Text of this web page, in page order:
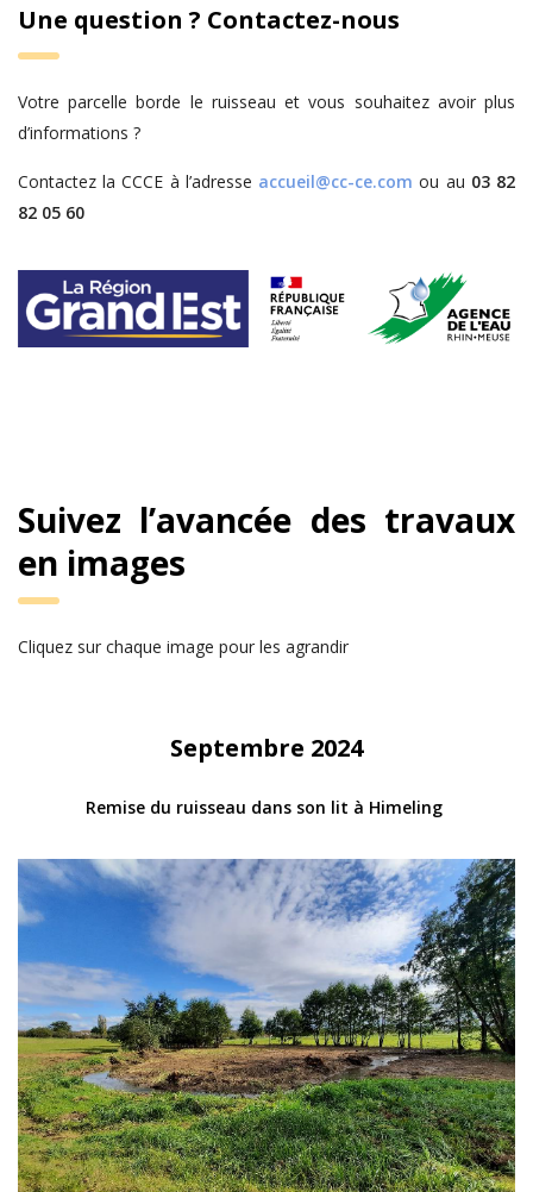
Une question ? Contactez-nous
Votre parcelle borde le ruisseau et vous souhaitez avoir plus
d’informations ?
Contactez la CCCE à l’adresse accueil@cc-ce.com ou au 03 82
82 05 60
Suivez l’avancée des travaux
en images
Cliquez sur chaque image pour les agrandir
Septembre 2024
Remise du ruisseau dans son lit à Himeling